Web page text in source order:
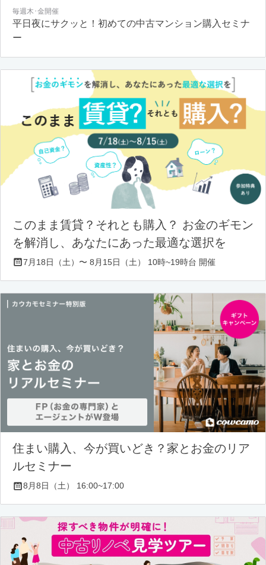
毎週木･金開催
平日夜にサクッと！初めての中古マンション購入セミナ
ー
このまま賃貸？それとも購入？ お金のギモン
を解消し、あなたにあった最適な選択を
7月18日（土）〜 8月15日（土） 10時~19時台 開催
住まい購入、今が買いどき？家とお金のリア
ルセミナー
8月8日（土） 16:00~17:00